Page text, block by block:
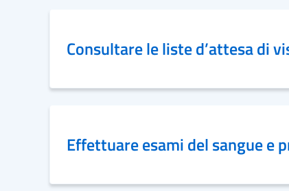
Consultare le liste d’attesa di
Effettuare esami del sangue e